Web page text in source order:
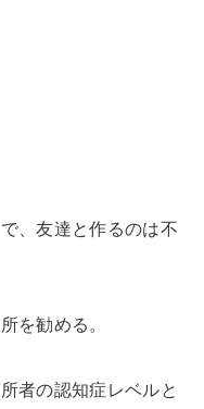
、友達と作るのは不
を勧める。
者の認知症レベルと